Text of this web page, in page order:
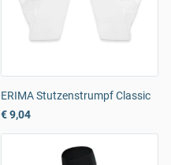
ERIMA Stutzenstrumpf Classic
€ 9,04